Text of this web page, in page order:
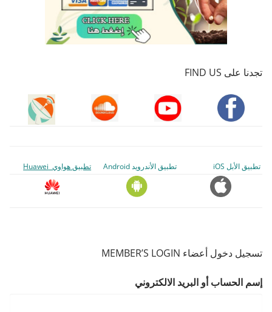
تجدنا على FIND US
تطبيق الأبل iOS تطبيق الأندرويد Android تطبيق هواوي Huawei
تسجيل دخول أعضاء MEMBER’S LOGIN
إسم الحساب أو البريد الالكتروني